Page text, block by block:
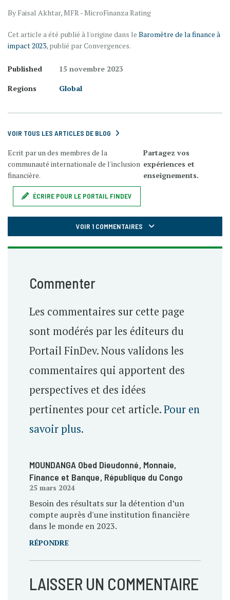
By Faisal Akhtar, MFR - MicroFinanza Rating
Cet article a été publié à l'origine dans le Baromètre de la finance à
impact 2023, publié par Convergences.
Published
15 novembre 2023
Regions
Global
VOIR TOUS LES ARTICLES DE BLOG
Ecrit par un des membres de la
communauté internationale de l'inclusion
financière.
Partagez vos
expériences et
enseignements.
ÉCRIRE POUR LE PORTAIL FINDEV
VOIR 1 COMMENTAIRES
Commenter
Les commentaires sur cette page
sont modérés par les éditeurs du
Portail FinDev. Nous validons les
commentaires qui apportent des
perspectives et des idées
pertinentes pour cet article.Pour en
savoir plus.
MOUNDANGA Obed Dieudonné, Monnaie,
Finance et Banque, République du Congo
25 mars 2024
Besoin des résultats sur la détention d’un
compte auprès d'une institution financière
dans le monde en 2023.
RÉPONDRE
LAISSER UN COMMENTAIRE